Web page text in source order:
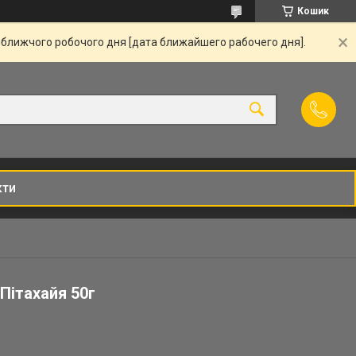
Кошик
робочого дня [дата ближайшего рабочего дня].
50г